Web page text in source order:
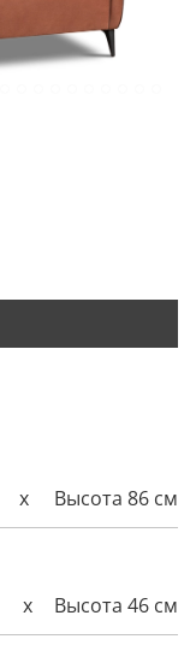
x Высота 86 см
x Высота 46 см